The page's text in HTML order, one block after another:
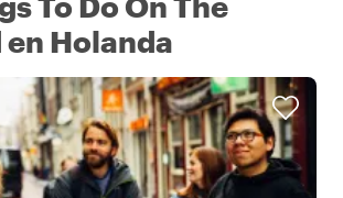
en Holanda